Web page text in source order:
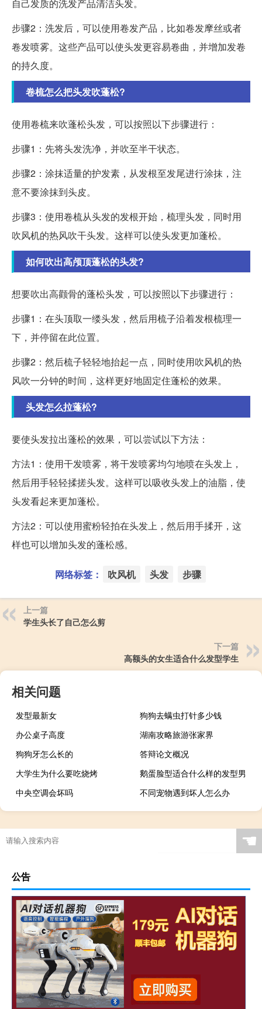
自己发质的洗发产品清洁头发。
步骤2：洗发后，可以使用卷发产品，比如卷发摩丝或者
卷发喷雾。这些产品可以使头发更容易卷曲，并增加发卷
的持久度。
卷梳怎么把头发吹蓬松?
使用卷梳来吹蓬松头发，可以按照以下步骤进行：
步骤1：先将头发洗净，并吹至半干状态。
步骤2：涂抹适量的护发素，从发根至发尾进行涂抹，注
意不要涂抹到头皮。
步骤3：使用卷梳从头发的发根开始，梳理头发，同时用
吹风机的热风吹干头发。这样可以使头发更加蓬松。
如何吹出高颅顶蓬松的头发?
想要吹出高颧骨的蓬松头发，可以按照以下步骤进行：
步骤1：在头顶取一缕头发，然后用梳子沿着发根梳理一
下，并停留在此位置。
步骤2：然后梳子轻轻地抬起一点，同时使用吹风机的热
风吹一分钟的时间，这样更好地固定住蓬松的效果。
头发怎么拉蓬松?
要使头发拉出蓬松的效果，可以尝试以下方法：
方法1：使用干发喷雾，将干发喷雾均匀地喷在头发上，
然后用手轻轻揉搓头发。这样可以吸收头发上的油脂，使
头发看起来更加蓬松。
方法2：可以使用蜜粉轻拍在头发上，然后用手揉开，这
样也可以增加头发的蓬松感。
网络标签： 吹风机 头发 步骤
上一篇
学生头长了自己怎么剪
下一篇
高额头的女生适合什么发型学生
相关问题
发型最新女
狗狗去螨虫打针多少钱
办公桌子高度
湖南攻略旅游张家界
狗狗牙怎么长的
答辩论文概况
大学生为什么要吃烧烤
鹅蛋脸型适合什么样的发型男
中央空调会坏吗
不同宠物遇到坏人怎么办
☚
公告